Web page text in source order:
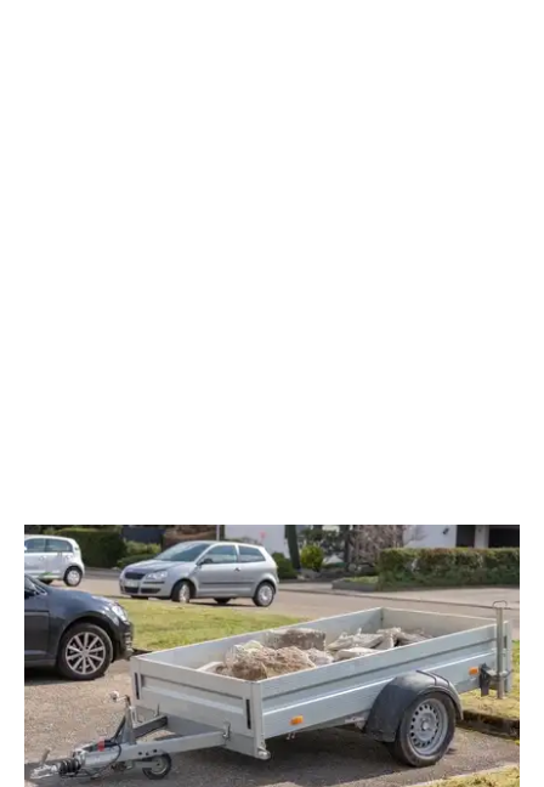
Location Mécanique & auto Remorque
Recherche une remorque plateau
Location Remorque